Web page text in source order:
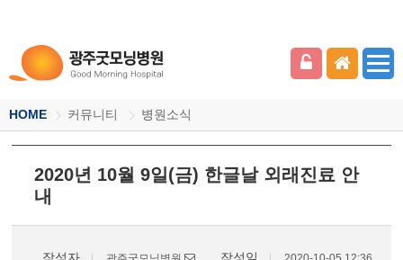
HOME 커뮤니티 병원소식
2020년 10월 9일(금) 한글날 외래진료 안
내